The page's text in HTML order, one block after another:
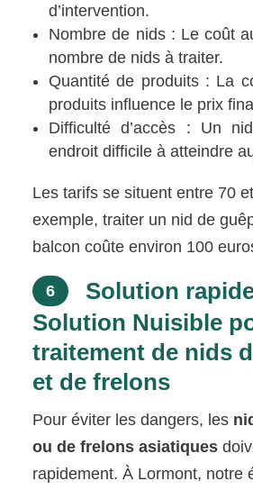
d’intervention.
Nombre de nids : Le coût
nombre de nids à traiter.
Quantité de produits : La
produits influence le prix
Difficulté d’accès : Un
endroit difficile à atteindre
Les tarifs se situent entre 70
exemple, traiter un nid de
balcon coûte environ 100
6
Solution
Solution Nuisible
traitement de nids
et de frelons
Pour éviter les dangers, les
ou de frelons asiatiques
rapidement. À Lormont, notre